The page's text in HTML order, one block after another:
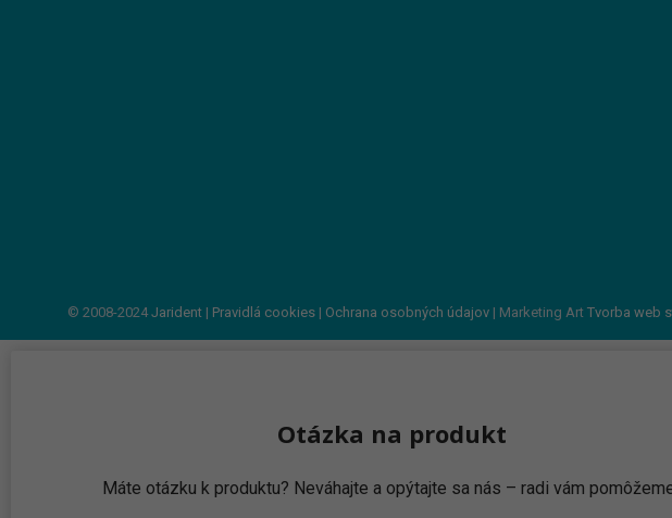
Máte otázku k produktu? Neváhajte a opýtajte sa nás – radi vám pomôžeme!
Meno a priezvisko